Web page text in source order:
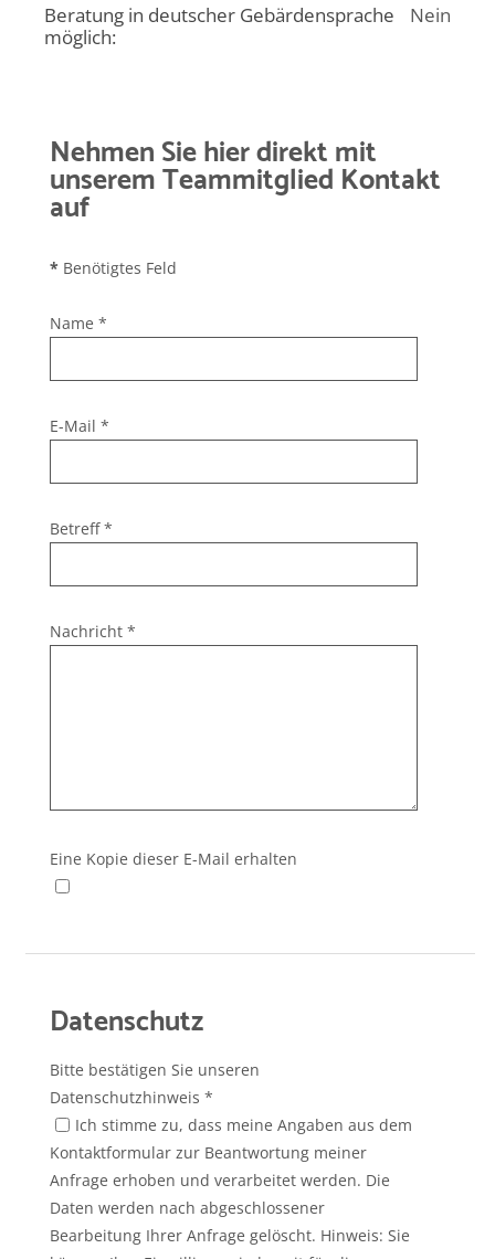
Beratung in deutscher Gebärdensprache
möglich:
Nein
Nehmen Sie hier direkt mit
unserem Teammitglied Kontakt
auf
* Benötigtes Feld
Name *
E-Mail *
Betreff*
Nachricht *
Eine Kopie dieser E-Mail erhalten
Datenschutz
Bitte bestätigen Sie unseren
Datenschutzhinweis *
Ich stimme zu, dass meine Angaben aus dem
Kontaktformular zur Beantwortung meiner
Anfrage erhoben und verarbeitet werden. Die
Daten werden nach abgeschlossener
Bearbeitung Ihrer Anfrage gelöscht. Hinweis: Sie